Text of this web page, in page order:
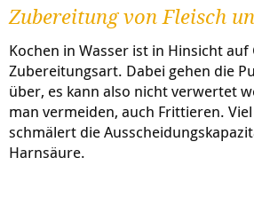
Zubereitung von Fleisch
Kochen in Wasser ist in Hinsicht
Zubereitungsart. Dabei gehen die
über, es kann also nicht verwertet
man vermeiden, auch Frittieren.
schmälert die
Harnsäure.